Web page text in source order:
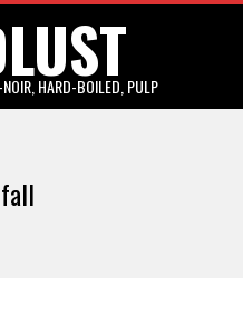
HARD-BOILED, PULP